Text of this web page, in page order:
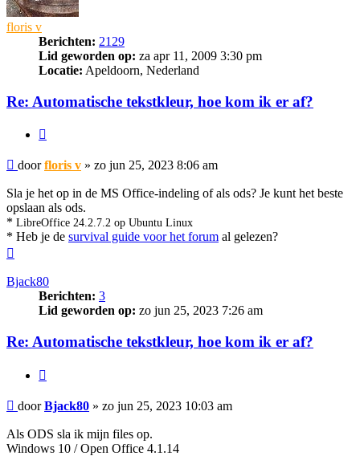
floris v
Berichten: 2129
Lid geworden op: za apr 11, 2009 3:30 pm
Locatie: Apeldoorn, Nederland
Re: Automatische tekstkleur, hoe kom ik er af?
Bericht
doorfloris v » zo jun 25, 2023 8:06 am
Sla je het op in de MS Office-indeling of als ods? Je kunt het beste
opslaan als ods.
* LibreOffice 24.2.7.2 op Ubuntu Linux
* Heb je de survival guide voor het forum al gelezen?
Bjack80
Berichten: 3
Lid geworden op: zo jun 25, 2023 7:26 am
Re: Automatische tekstkleur, hoe kom ik er af?
Bericht
doorBjack80 » zo jun 25, 2023 10:03 am
Als ODS sla ik mijn files op.
Windows 10 / Open Office 4.1.14